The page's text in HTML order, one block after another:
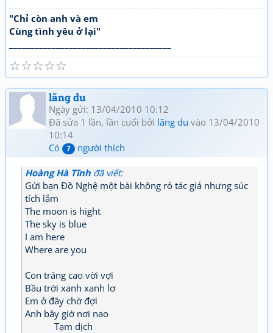
"Chỉ còn anh và em
Cùng tình yêu ở lại"
☆
☆
☆
☆
☆
lãng du
Ngày gửi: 13/04/2010 10:12
Đã sửa 1 lần, lần cuối bởi lãng du vào 13/04/2010
10:14
Có
7 người thích
Hoàng Hà Tĩnh đã viết:
Gửi bạn Đồ Nghệ một bài không rỏ tác giả nhưng súc
tích lắm
The moon is hight
The sky is blue
I am here
Where are you
Con trăng cao vời vợi
Bầu trời xanh xanh lơ
Em ở đây chờ đợi
Anh bây giờ nơi nao
Tạm dịch